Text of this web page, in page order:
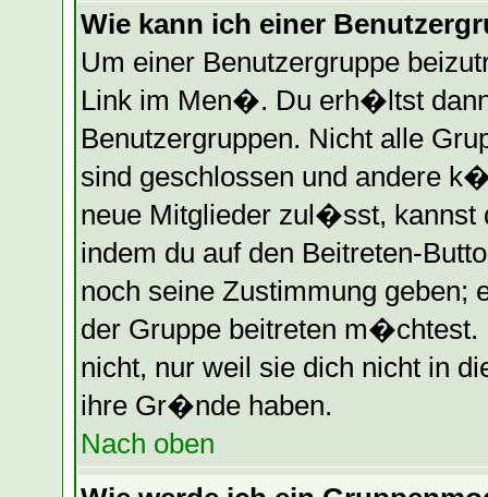
Wie kann ich einer
Um einer Benutzergruppe
Link im Men�. Du erh�ltst
Benutzergruppen. Nicht alle
sind geschlossen und andere
neue Mitglieder zul�sst, kannst
indem du auf den Beitreten-
noch seine Zustimmung
der Gruppe beitreten m�chtest.
nicht, nur weil sie dich nicht in
ihre Gr�nde haben.
Nach oben